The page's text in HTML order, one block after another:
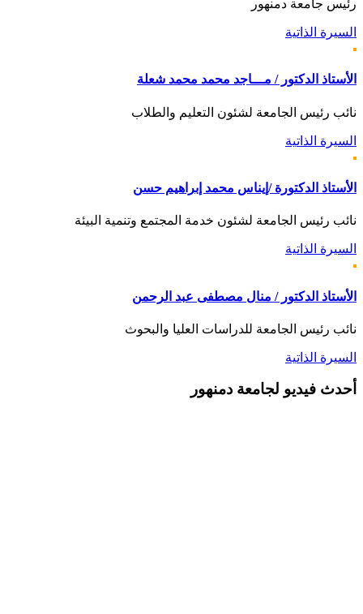
رئيس جامعة دمنهور
السيرة الذاتية
الأستاذ الدكتور / مـــاجد محمد محمد شعلة
نائب رئيس الجامعة لشئون التعليم والطلاب
السيرة الذاتية
الأستاذ الدكتورة /إيناس محمد إبراهيم حسن
نائب رئيس الجامعة لشئون خدمة المجتمع وتنمية البيئة
السيرة الذاتية
الأستاذ الدكتور / منال مصطفى عبد الرحمن
نائب رئيس الجامعة للدراسات العليا والبحوث
السيرة الذاتية
أحدث فيديو لجامعة دمنهور